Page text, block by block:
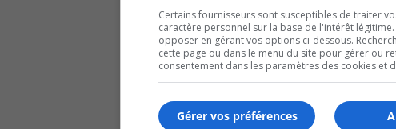
Certains fournisseurs sont susceptibles de traiter
caractère personnel sur la base de l'intérêt
opposer en gérant vos options ci-dessous.
cette page ou dans le menu du site pour gérer ou
consentement dans les paramètres des cookies et
Gérer vos préférences